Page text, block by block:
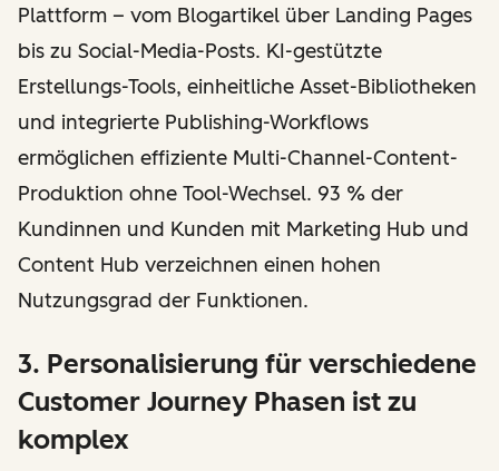
Plattform – vom Blogartikel über Landing Pages
bis zu Social-Media-Posts. KI-gestützte
Erstellungs-Tools, einheitliche Asset-Bibliotheken
und integrierte Publishing-Workflows
ermöglichen effiziente Multi-Channel-Content-
Produktion ohne Tool-Wechsel. 93 % der
Kundinnen und Kunden mit Marketing Hub und
Content Hub verzeichnen einen hohen
Nutzungsgrad der Funktionen.
3. Personalisierung für verschiedene
Customer Journey Phasen ist zu
komplex